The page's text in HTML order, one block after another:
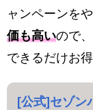
ャンペーンを
価も高いので
できるだけお
[公式]セゾン